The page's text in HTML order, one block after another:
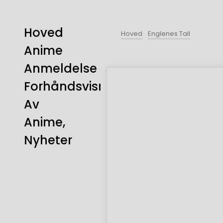
Hoved
Anime
Anmeldelse
Forhåndsvisning
Av
Anime,
Nyheter
Hoved Englenes Tall